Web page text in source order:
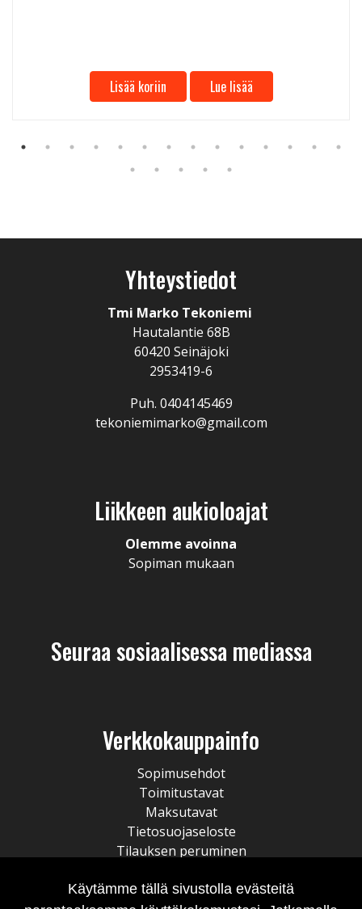
Lisää koriin Lue lisää
Yhteystiedot
Tmi Marko Tekoniemi
Hautalantie 68B
60420 Seinäjoki
2953419-6
Puh. 0404145469
tekoniemimarko@gmail.com
Liikkeen aukioloajat
Olemme avoinna
Sopiman mukaan
Seuraa sosiaalisessa mediassa
Verkkokauppainfo
Sopimusehdot
Toimitustavat
Maksutavat
Tietosuojaseloste
Tilauksen peruminen
Käytämme tällä sivustolla evästeitä